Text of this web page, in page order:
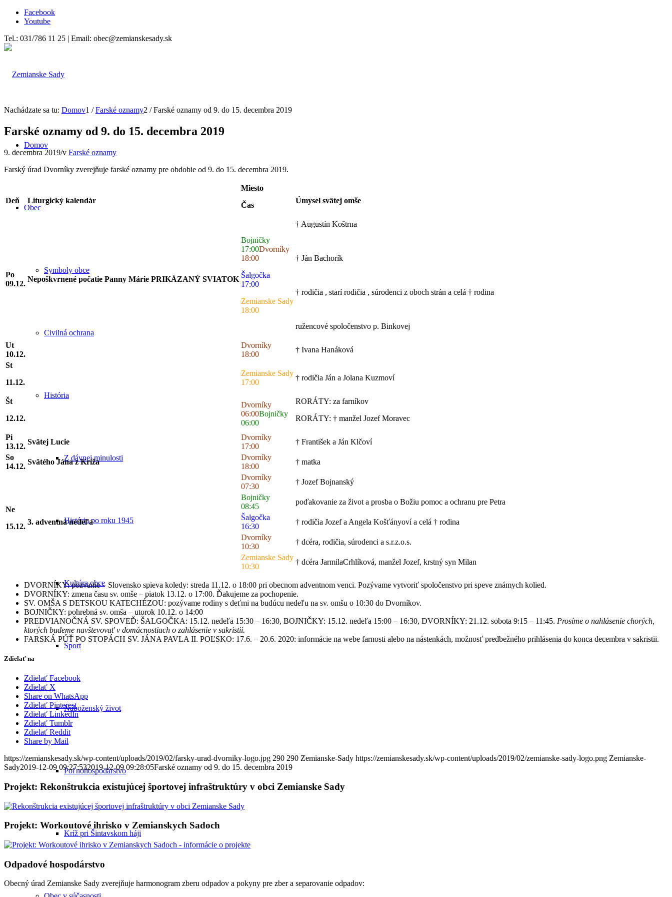
Facebook
Youtube
Tel.: 031/786 11 25 | Email: obec@zemianskesady.sk
Domov
Obec
Symboly obce
Civilná ochrana
História
Z dávnej minulosti
História po roku 1945
Kultúra obce
Šport
Náboženský život
Poľnohospodárstvo
Kríž pri Šintavskom háji
Nachádzate sa tu: Domov1 / Farské oznamy2 / Farské oznamy od 9. do 15. decembra 2019
Farské oznamy od 9. do 15. decembra 2019
9. decembra 2019/v Farské oznamy
Farský úrad Dvorníky zverejňuje farské oznamy pre obdobie od 9. do 15. decembra 2019.
Deň Liturgický kalendár
Miesto
Čas
Úmysel svätej omše
Po
09.12.
Nepoškvrnené počatie Panny Márie PRIKÁZANÝ SVIATOK
Bojničky
17:00Dvorníky
18:00
Šalgočka
17:00
Zemianske Sady
18:00
† Augustín Koštrna
† Ján Bachorík
† rodičia , starí rodičia , súrodenci z oboch strán a celá † rodina
ružencové spoločenstvo p. Binkovej
Ut
10.12.
Dvorníky
18:00
† Ivana Hanáková
St
11.12.
Zemianske Sady
17:00
† rodičia Ján a Jolana Kuzmoví
Št
12.12.
Dvorníky
06:00Bojničky
06:00
RORÁTY: za farníkov
RORÁTY: † manžel Jozef Moravec
Pi
13.12.
Svätej Lucie
Dvorníky
17:00
† František a Ján Klčoví
So
14.12.
Svätého Jána z Kríža
Dvorníky
18:00
† matka
Ne
15.12.
3. adventná nedeľa
Dvorníky
07:30
† Jozef Bojnanský
Bojničky
08:45
poďakovanie za život a prosba o Božiu pomoc a ochranu pre Petra
Šalgočka
16:30
† rodičia Jozef a Angela Košťányoví a celá † rodina
Dvorníky
10:30
† dcéra, rodičia, súrodenci a s.r.z.o.s.
Zemianske Sady
10:30
† dcéra JarmilaCrhlíková, manžel Jozef, krstný syn Milan
DVORNÍKY: pozvanie – Slovensko spieva koledy: streda 11.12. o 18:00 pri obecnom adventnom venci. Pozývame vytvoriť spoločenstvo pri speve známych kolied.
DVORNÍKY: zmena času sv. omše – piatok 13.12. o 17:00. Ďakujeme za pochopenie.
SV. OMŠA S DETSKOU KATECHÉZOU: pozývame rodiny s deťmi na budúcu nedeľu na sv. omšu o 10:30 do Dvorníkov.
BOJNIČKY: pohrebná sv. omša – utorok 10.12. o 14:00
PREDVIANOČNÁ SV. SPOVEĎ: ŠALGOČKA: 15.12. nedeľa 15:30 – 16:30, BOJNIČKY: 15.12. nedeľa 15:00 – 16:30, DVORNÍKY: 21.12. sobota 9:15 – 11:45. Prosíme o nahlásenie chorých,
ktorých budeme navštevovať v domácnostiach o zahlásenie v sakristii.
FARSKÁ PÚŤ PO STOPÁCH SV. JÁNA PAVLA II. POĽSKO: 17.6. – 20.6. 2020: informácie na webe farnosti alebo na nástenkách, možnosť predbežného prihlásenia do konca decembra v sakristii.
Zdielať na
Zdielať Facebook
Zdielať X
Share on WhatsApp
Zdielať Pinterest
Zdielať LinkedIn
Zdielať Tumblr
Zdielať Reddit
Share by Mail
https://zemianskesady.sk/wp-content/uploads/2019/02/farsky-urad-dvorniky-logo.jpg 290 290 Zemianske-Sady https://zemianskesady.sk/wp-content/uploads/2019/02/zemianske-sady-logo.png Zemianske-
Sady2019-12-09 09:27:532019-12-09 09:28:05Farské oznamy od 9. do 15. decembra 2019
Projekt: Rekonštrukcia existujúcej športovej infraštruktúry v obci Zemianske Sady
Projekt: Workoutové ihrisko v Zemianskych Sadoch
Odpadové hospodárstvo
Obecný úrad Zemianske Sady zverejňuje harmonogram zberu odpadov a pokyny pre zber a separovanie odpadov: